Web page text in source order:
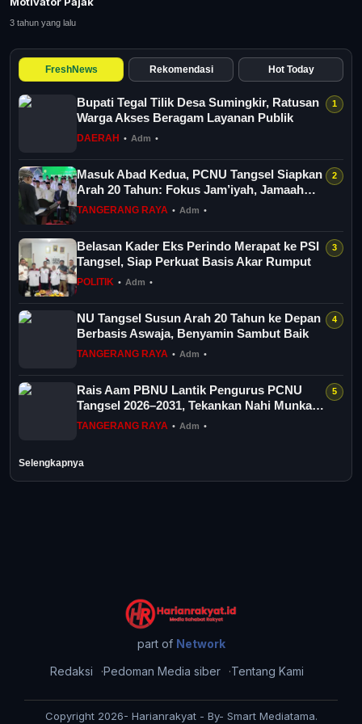
Tangerang Raya
Pendidikan
Daerah
Bogor Raya
3 tahun yang lalu
FreshNews Rekomendasi Hot Today
Bupati Tegal Tilik Desa Sumingkir, Ratusan
Warga Akses Beragam Layanan Publik
DAERAH • Adm •
Masuk Abad Kedua, PCNU Tangsel Siapkan
Arah 20 Tahun: Fokus Jam’iyah, Jamaah
dan...
TANGERANG RAYA • Adm •
Belasan Kader Eks Perindo Merapat ke PSI
Tangsel, Siap Perkuat Basis Akar Rumput
POLITIK • Adm •
NU Tangsel Susun Arah 20 Tahun ke Depan
Berbasis Aswaja, Benyamin Sambut Baik
TANGERANG RAYA • Adm •
Rais Aam PBNU Lantik Pengurus PCNU
Tangsel 2026–2031, Tekankan Nahi Munkar
dan D...
TANGERANG RAYA • Adm •
Selengkapnya
part of Network
Redaksi
Pedoman Media siber Tentang Kami
Copyright 2026- Harianrakyat - By- Smart Mediatama.